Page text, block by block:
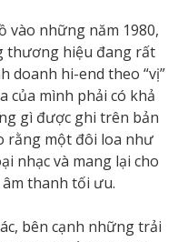
vào những năm 1980,
thương hiệu đang rất
doanh hi-end theo “vị”
của mình phải có khả
gì được ghi trên bản
rằng một đôi loa như
nhạc và mang lại cho
thanh tối ưu.
bên cạnh những trải